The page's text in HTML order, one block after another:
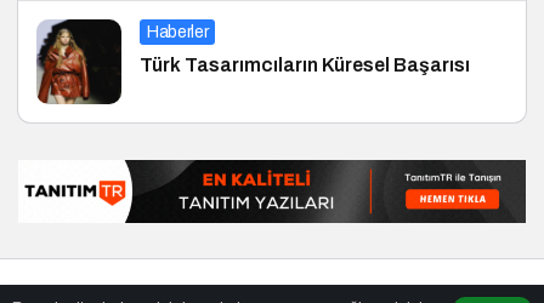
Haberler
Türk Tasarımcıların Küresel Başarısı
en iyiler